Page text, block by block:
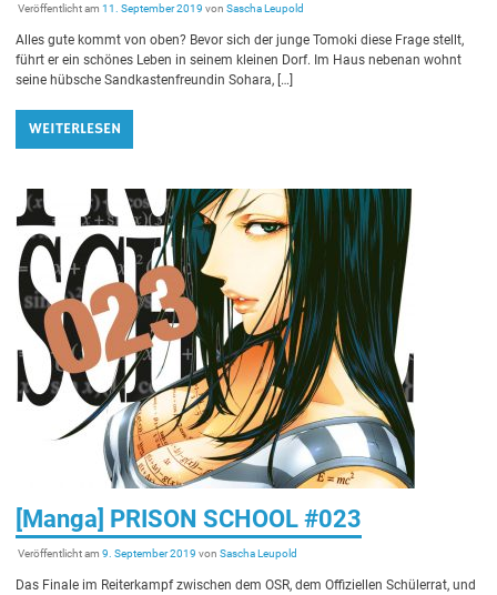
Veröffentlicht am11. September 2019 vonSascha Leupold
Alles gute kommt von oben? Bevor sich der junge Tomoki diese Frage stellt,
führt er ein schönes Leben in seinem kleinen Dorf. Im Haus nebenan wohnt
seine hübsche Sandkastenfreundin Sohara, […]
WEITERLESEN
[Manga] PRISON SCHOOL #023
Veröffentlicht am9. September 2019 vonSascha Leupold
Das Finale im Reiterkampf zwischen dem OSR, dem Offiziellen Schülerrat, und